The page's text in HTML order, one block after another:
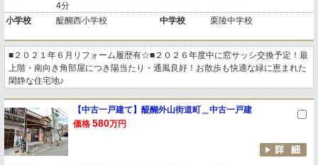
4分
小学校 醍醐西小学校 中学校 栗陵中学校
■２０２１年６月リフォーム履歴有☆■２０２６年度中に窓サッシ交換予定！最
上階・南向き角部屋につき陽当たり・通風良好！お散歩も快適な緑に恵まれた
閑静な住宅地♪
【中古一戸建て】醍醐外山街道町＿中古一戸建
価格 580万円